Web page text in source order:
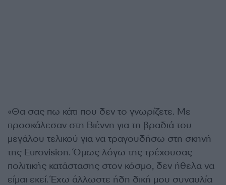
«Θα σας πω κάτι που δεν το γνωρίζετε. Με
προσκάλεσαν στη Βιέννη για τη βραδιά του
μεγάλου τελικού για να τραγουδήσω στη σκηνή
της Eurovision. Όμως λόγω της τρέχουσας
πολιτικής κατάστασης στον κόσμο, δεν ήθελα να
είμαι εκεί. Έχω άλλωστε ήδη δική μου συναυλία